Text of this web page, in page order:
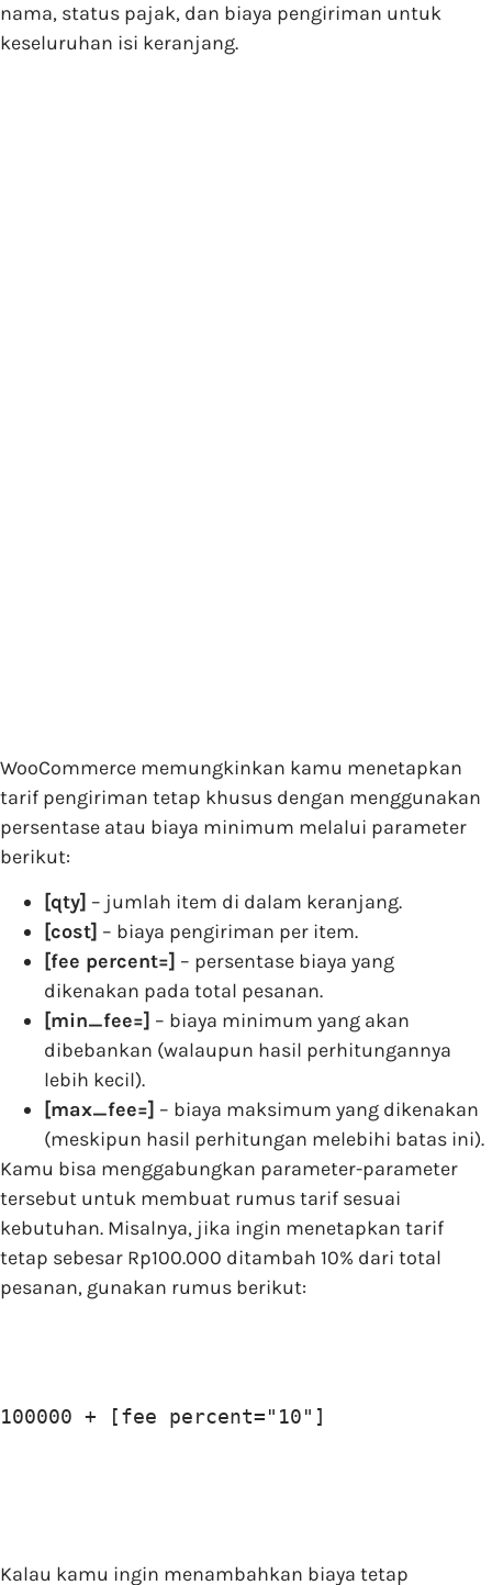
nama, status pajak, dan biaya pengiriman untuk
keseluruhan isi keranjang.
WooCommerce memungkinkan kamu menetapkan
tarif pengiriman tetap khusus dengan menggunakan
persentase atau biaya minimum melalui parameter
berikut:
[qty] – jumlah item di dalam keranjang.
[cost] – biaya pengiriman per item.
[fee percent=] – persentase biaya yang
dikenakan pada total pesanan.
[min_fee=] – biaya minimum yang akan
dibebankan (walaupun hasil perhitungannya
lebih kecil).
[max_fee=] – biaya maksimum yang dikenakan
(meskipun hasil perhitungan melebihi batas ini).
Kamu bisa menggabungkan parameter-parameter
tersebut untuk membuat rumus tarif sesuai
kebutuhan. Misalnya, jika ingin menetapkan tarif
tetap sebesar Rp100.000 ditambah 10% dari total
pesanan, gunakan rumus berikut:
100000 + [fee percent="10"]
Kalau kamu ingin menambahkan biaya tetap